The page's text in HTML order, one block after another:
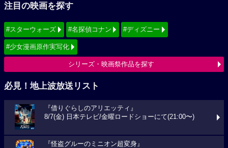
注目の映画を探す
#スターウォーズ #名探偵コナン #ディズニー
#少女漫画原作実写化
シリーズ・映画祭作品を探す
必見！地上波放送リスト
『借りぐらしのアリエッティ』
8/7(金) 日本テレビ/金曜ロードショーにて(21:00〜)
『怪盗グルーのミニオン超変身』